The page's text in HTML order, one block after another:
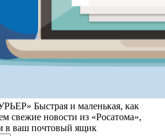
Быстрая и маленькая, как
свежие новости из «Росатома»,
в ваш почтовый ящик